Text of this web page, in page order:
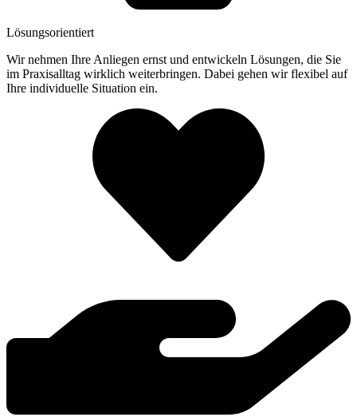
Lösungsorientiert
Wir nehmen Ihre Anliegen ernst und entwickeln Lösungen, die Sie
im Praxisalltag wirklich weiterbringen. Dabei gehen wir flexibel auf
Ihre individuelle Situation ein.